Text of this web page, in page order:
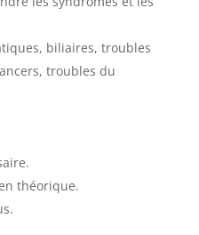
biliaires, troubles
troubles du
théorique.